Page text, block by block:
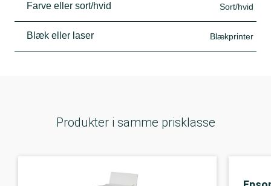
Farve eller sort/hvid Sort/hvid
Blæk eller laser Blækprinter
Produkter i samme prisklasse